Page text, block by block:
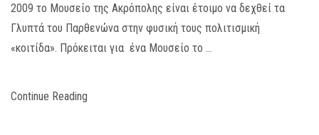
2009 το Μουσείο της Ακρόπολης είναι έτοιμο να δεχθεί τα
Γλυπτά του Παρθενώνα στην φυσική τους πολιτισμική
«κοιτίδα». Πρόκειται για ένα Μουσείο το …
Continue Reading